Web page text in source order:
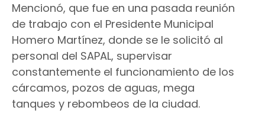
Mencionó, que fue en una pasada reunión
de trabajo con el Presidente Municipal
Homero Martínez, donde se le solicitó al
personal del SAPAL, supervisar
constantemente el funcionamiento de los
cárcamos, pozos de aguas, mega
tanques y rebombeos de la ciudad.